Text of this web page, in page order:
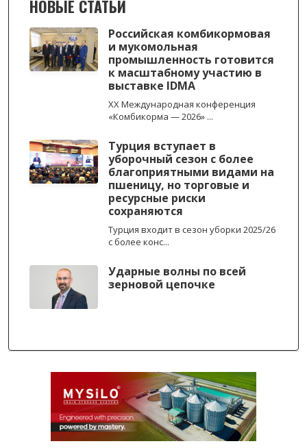
НОВЫЕ СТАТЬИ
Российская комбикормовая
и мукомольная
промышленность готовится
к масштабному участию в
выставке IDMA
XX Международная конференция
«Комбикорма — 2026» ...
Турция вступает в
уборочный сезон с более
благоприятными видами на
пшеницу, но торговые и
ресурсные риски
сохраняются
Турция входит в сезон уборки 2025/26
с более конс...
Ударные волны по всей
зерновой цепочке